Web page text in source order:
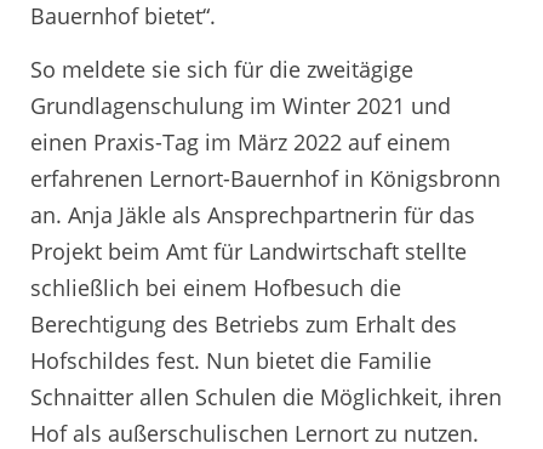
Bauernhof bietet“.
So meldete sie sich für die zweitägige
Grundlagenschulung im Winter 2021 und
einen Praxis-Tag im März 2022 auf einem
erfahrenen Lernort-Bauernhof in Königsbronn
an. Anja Jäkle als Ansprechpartnerin für das
Projekt beim Amt für Landwirtschaft stellte
schließlich bei einem Hofbesuch die
Berechtigung des Betriebs zum Erhalt des
Hofschildes fest. Nun bietet die Familie
Schnaitter allen Schulen die Möglichkeit, ihren
Hof als außerschulischen Lernort zu nutzen.